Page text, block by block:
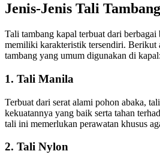
Jenis-Jenis Tali
Tali tambang kapal terbuat dari
memiliki karakteristik tersendiri. Berikut
tambang yang umum digunakan di kapal:
1. Tali Manila
Terbuat dari serat alami pohon abaka,
kekuatannya yang baik serta tahan
tali ini memerlukan perawatan khusus
2. Tali Nylon